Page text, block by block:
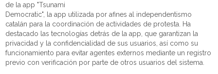
de la app "Tsunami
Democratic", la app utilizada por afines al independentismo
catalán para la coordinación de actividades de protesta. Ha
destacado las tecnologías detrás de la app, que garantizan la
privacidad y la confidencialidad de sus usuarios, así como su
funcionamiento para evitar agentes externos mediante un registro
previo con verificación por parte de otros usuarios del sistema.